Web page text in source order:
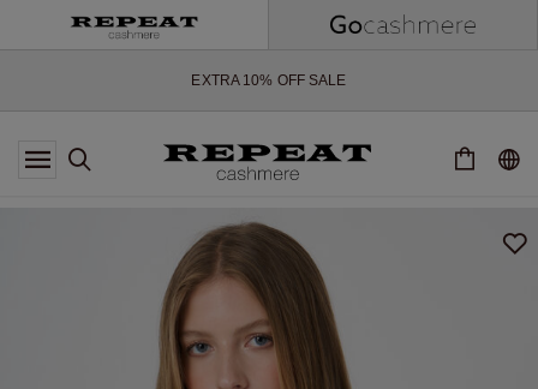
*DIESES ANGEBOT GILT BIS ZUM 12 AUGUST 2026
*GILT NICHT FÜR LIMITED EDITION
*AUSNAHMEN SIND MÖGLICH
SAISON
EXTRA 10% OFF SALE